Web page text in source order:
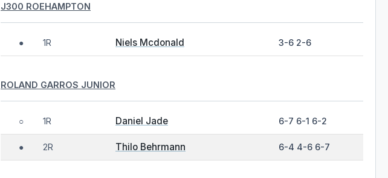
J300 ROEHAMPTON
● 1R Niels Mcdonald 3-6 2-6
ROLAND GARROS JUNIOR
○ 1R Daniel Jade 6-7 6-1 6-2
● 2R Thilo Behrmann 6-4 4-6 6-7